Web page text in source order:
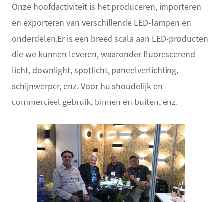
Onze hoofdactiviteit is het produceren, importeren
en exporteren van verschillende LED-lampen en
onderdelen.Er is een breed scala aan LED-producten
die we kunnen leveren, waaronder fluorescerend
licht, downlight, spotlicht, paneelverlichting,
schijnwerper, enz. Voor huishoudelijk en
commercieel gebruik, binnen en buiten, enz.